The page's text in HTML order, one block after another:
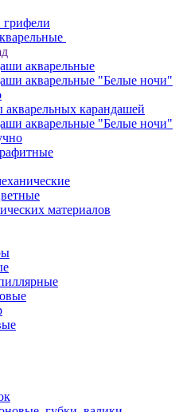
акварельные
акварельные "Белые ночи"
карандашей
акварельные "Белые ночи"
материалов